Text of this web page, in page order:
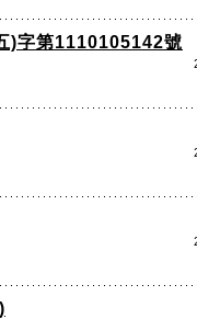
)字第1110105142號